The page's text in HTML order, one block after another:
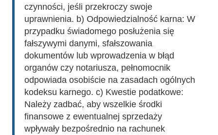
czynności, jeśli przekroczy swoje
uprawnienia. b) Odpowiedzialność karna: W
przypadku świadomego posłużenia się
fałszywymi danymi, sfałszowania
dokumentów lub wprowadzenia w błąd
organów czy notariusza, pełnomocnik
odpowiada osobiście na zasadach ogólnych
kodeksu karnego. c) Kwestie podatkowe:
Należy zadbać, aby wszelkie środki
finansowe z ewentualnej sprzedaży
wpływały bezpośrednio na rachunek